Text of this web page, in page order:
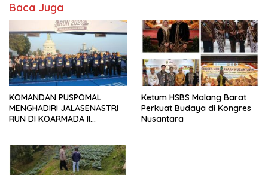
Baca Juga
KOMANDAN PUSPOMAL
MENGHADIRI JALASENASTRI
RUN DI KOARMADA II
Ketum HSBS Malang Barat
Perkuat Budaya di Kongres
Nusantara